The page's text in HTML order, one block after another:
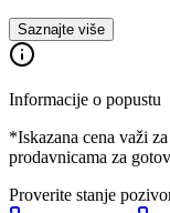
Saznajte više
Informacije o popustu
*Iskazana cena važi
prodavnicama za
Proverite stanje